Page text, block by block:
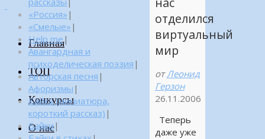
Главная
ТОП
Конкурсы
О нас
отделился
виртуальный
мир
от Леонид
Герзон
26.11.2006
Теперь
даже уже
«Россия» |
«Смелые» |
Help me|
Авангардная и
психоделическая поэзия |
Авторская песня |
Афоризмы |
Байка (миниатюра,
короткий рассказ) |
Байки|